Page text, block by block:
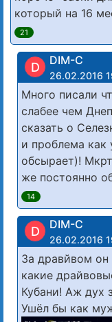
который на 16
21
D DIM-C
26.02.2016
Много писали
слабее чем
сказать о
и проблема как
обсырает)!
же постоянно
14
D DIM-C
26.02.2016
За дравйвом
какие
Кубани! Аж дух
Ушёл бы как